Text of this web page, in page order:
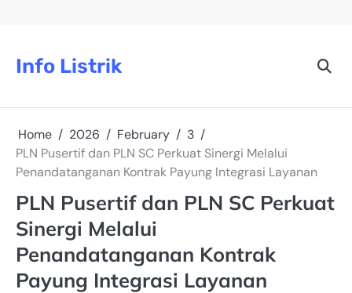
Info Listrik
Home 2026 February
3
PLN Pusertif dan PLN SC Perkuat Sinergi Melalui
Penandatanganan Kontrak Payung Integrasi Layanan
PLN Pusertif dan PLN SC Perkuat
Sinergi Melalui
Penandatanganan Kontrak
Payung Integrasi Layanan